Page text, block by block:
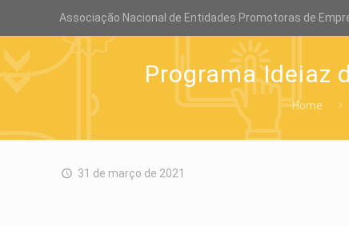
Associação Nacional de Entidades Promotoras de
Programa Ideiaz
Home
31 de março de 2021